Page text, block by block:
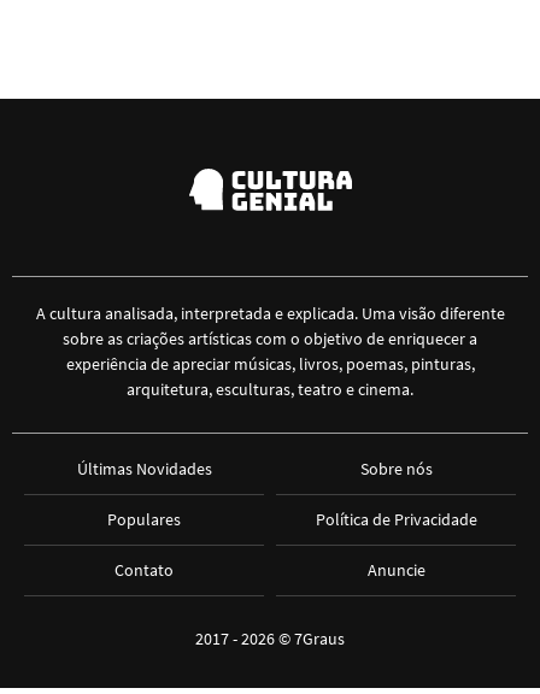
A cultura analisada, interpretada e explicada. Uma visão diferente
sobre as criações artísticas com o objetivo de enriquecer a
experiência de apreciar músicas, livros, poemas, pinturas,
arquitetura, esculturas, teatro e cinema.
Últimas Novidades
Populares
Contato
Sobre nós
Política de Privacidade
Anuncie
2017 - 2026 ©7Graus